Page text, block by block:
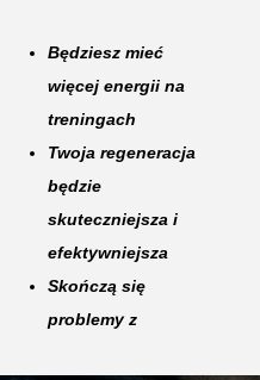
Będziesz mieć
więcej energii na
treningach
Twoja regeneracja
będzie
skuteczniejsza i
efektywniejsza
Skończą się
problemy z